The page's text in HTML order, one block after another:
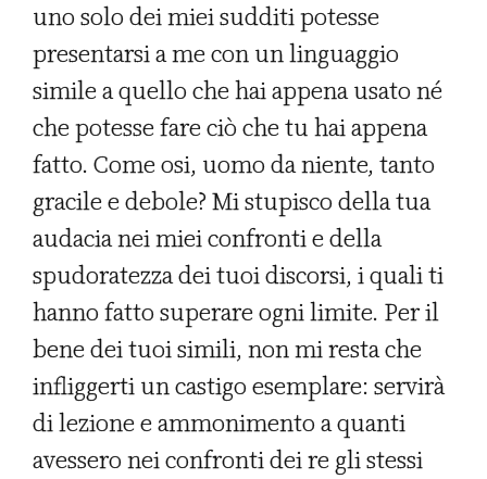
uno solo dei miei sudditi potesse
presentarsi a me con un linguaggio
simile a quello che hai appena usato né
che potesse fare ciò che tu hai appena
fatto. Come osi, uomo da niente, tanto
gracile e debole? Mi stupisco della tua
audacia nei miei confronti e della
spudoratezza dei tuoi discorsi, i quali ti
hanno fatto superare ogni limite. Per il
bene dei tuoi simili, non mi resta che
infliggerti un castigo esemplare: servirà
di lezione e ammonimento a quanti
avessero nei confronti dei re gli stessi